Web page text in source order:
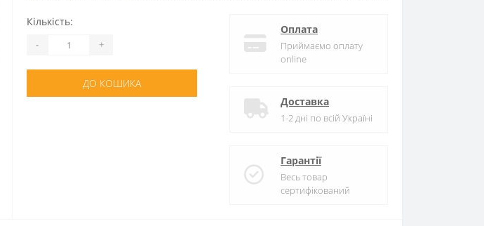
Кількість:
- +
ДО КОШИКА
Оплата
Приймаємо оплату
online
Доставка
1-2 дні по всій Україні
Гарантії
Весь товар
сертифікований